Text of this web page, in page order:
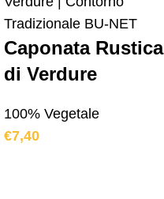
Caponata Rustica
di Verdure
100% Vegetale
€7,40